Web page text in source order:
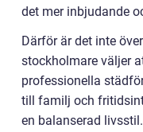
det mer inbjudande
Därför är det inte
stockholmare väljer
professionella
till familj och
en balanserad